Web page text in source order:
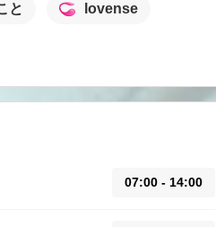
と lovense
07:00 - 14:00